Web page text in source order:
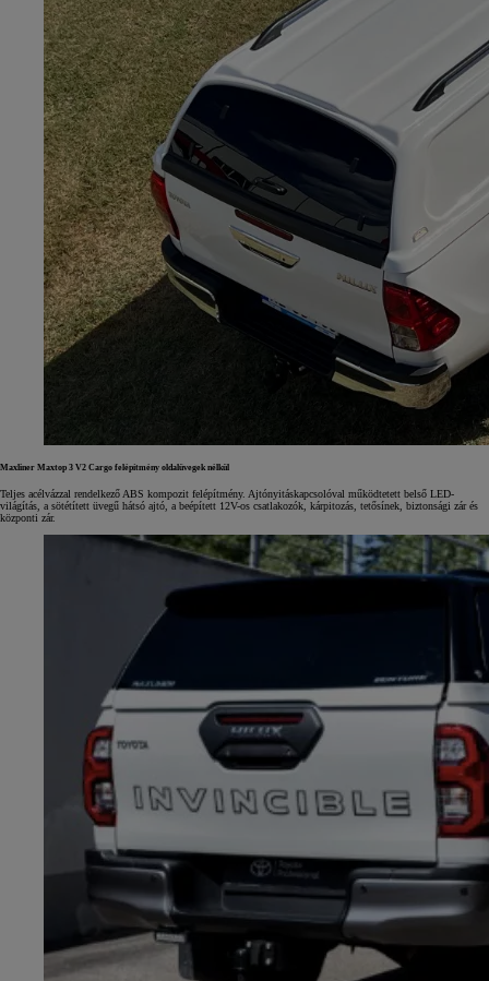
Maxliner Maxtop 3 V2 Cargo felépítmény oldalüvegek nélkül
Teljes acélvázzal rendelkező ABS kompozit felépítmény. Ajtónyitáskapcsolóval működtetett belső LED-
világítás, a sötétített üvegű hátsó ajtó, a beépített 12V-os csatlakozók, kárpitozás, tetősínek, biztonsági zár és
központi zár.